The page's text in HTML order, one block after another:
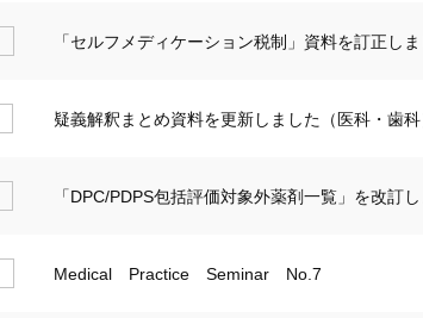
「セルフメディケーション税制」資料を訂正し
疑義解釈まとめ資料を更新しました（医科・歯科
「DPC/PDPS包括評価対象外薬剤一覧」を改訂
Medical Practice Seminar No.7